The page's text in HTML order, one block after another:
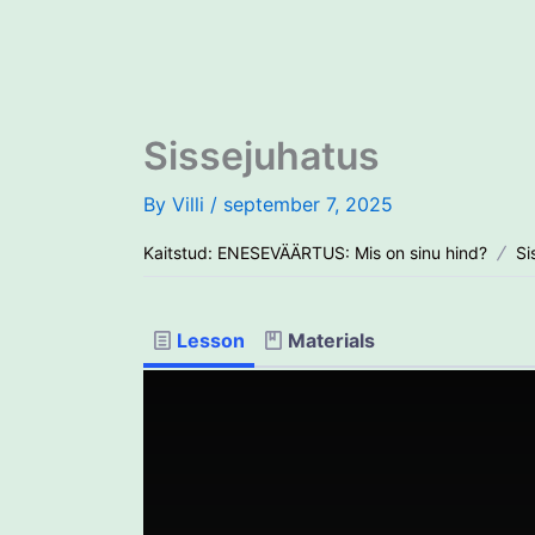
Sissejuhatus
By Villi / september 7, 2025
Kaitstud: ENESEVÄÄRTUS: Mis on sinu hind?
Lesson Materials